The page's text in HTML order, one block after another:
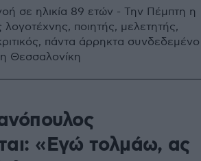
σε ηλικία 89 ετών - Την Πέμπτη η
ποιητής, μελετητής,
πάντα άρρηκτα συνδεδεμένο
Θεσσαλονίκη
«Εγώ τολμάω, ας